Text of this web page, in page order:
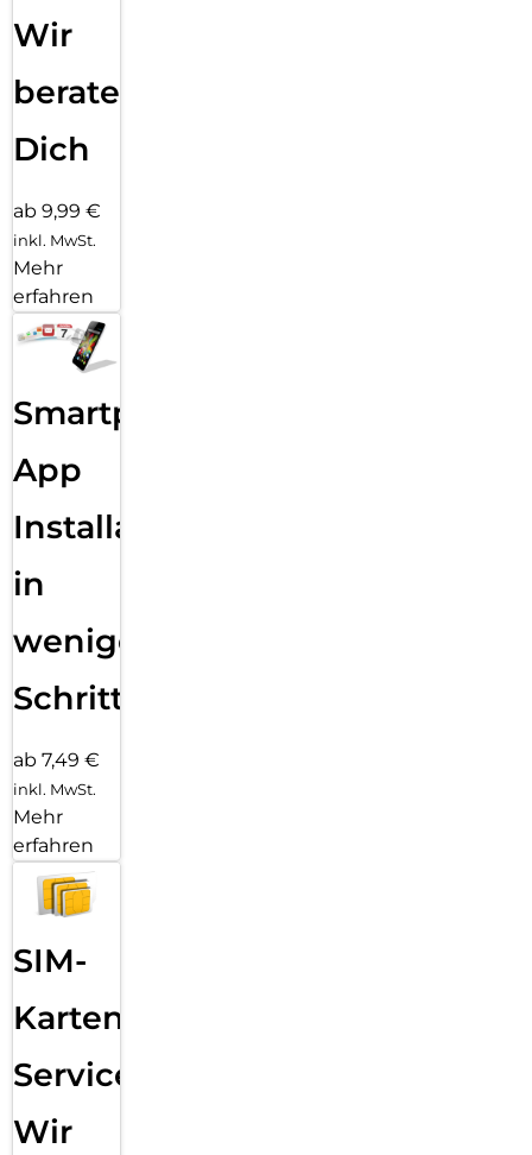
Wir
beraten
Dich
ab 9,99 €
inkl. MwSt.
Mehr
erfahren
Smartphone
App
Installation
in
wenigen
Schritten
ab 7,49 €
inkl. MwSt.
Mehr
erfahren
SIM-
Karten
Service:
Wir